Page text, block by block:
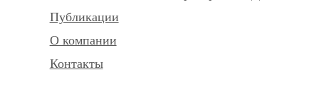
Публикации
О компании
Контакты